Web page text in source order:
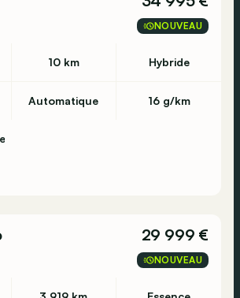
control - régulateur de
- Pacquet sport
Sieges sport
DAB
NOUVEAU
10 km Hybride
Automatique 16 g/km
29 999 €
NOUVEAU